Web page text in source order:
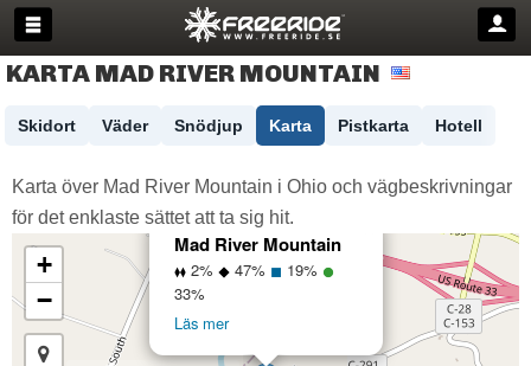
KARTA MAD RIVER MOUNTAIN
Skidort Väder Snödjup Karta Pistkarta Hotell
Karta över Mad River Mountain i Ohio och vägbeskrivningar
för det enklaste sättet att ta sig hit.
Mad River Mountain
2% 47%
19%
33%
Läs mer
+
−